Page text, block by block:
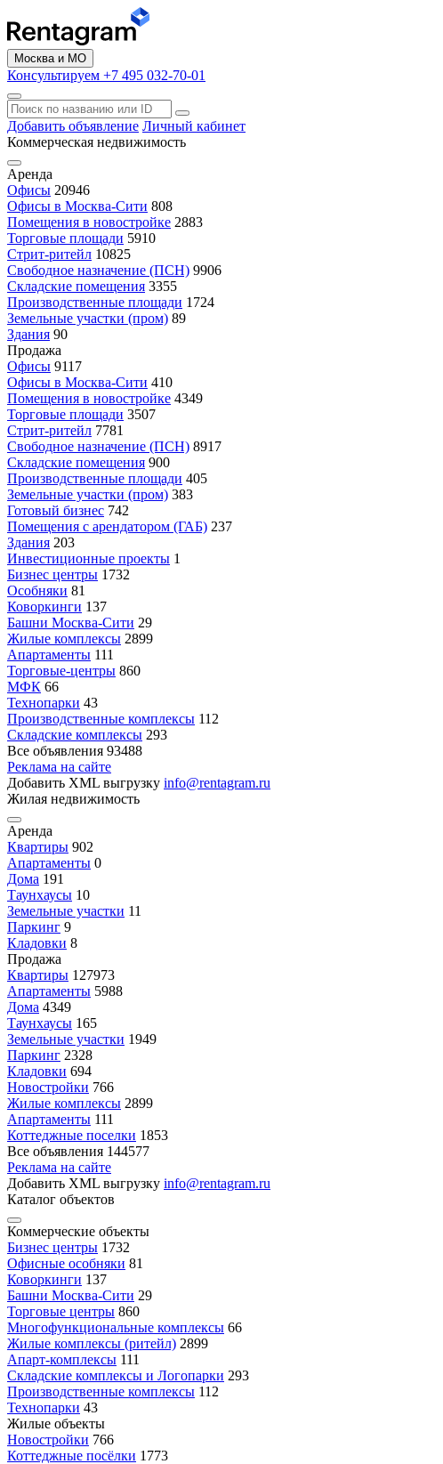
Москва и МО
Консультируем +7 495 032-70-01
Добавить объявление Личный кабинет
Коммерческая недвижимость
Аренда
Офисы 20946
Офисы в Москва-Сити 808
Помещения в новостройке 2883
Торговые площади 5910
Стрит-ритейл 10825
Свободное назначение (ПСН) 9906
Складские помещения 3355
Производственные площади 1724
Земельные участки (пром) 89
Здания 90
Продажа
Офисы 9117
Офисы в Москва-Сити 410
Помещения в новостройке 4349
Торговые площади 3507
Стрит-ритейл 7781
Свободное назначение (ПСН) 8917
Складские помещения 900
Производственные площади 405
Земельные участки (пром) 383
Готовый бизнес 742
Помещения с арендатором (ГАБ) 237
Здания 203
Инвестиционные проекты 1
Бизнес центры 1732
Особняки 81
Коворкинги 137
Башни Москва-Сити 29
Жилые комплексы 2899
Апартаменты 111
Торговые-центры 860
МФК 66
Технопарки 43
Производственные комплексы 112
Складские комплексы 293
Все объявления 93488
Реклама на сайте
Добавить XML выгрузку info@rentagram.ru
Жилая недвижимость
Аренда
Квартиры 902
Апартаменты 0
Дома 191
Таунхаусы 10
Земельные участки 11
Паркинг 9
Кладовки 8
Продажа
Квартиры 127973
Апартаменты 5988
Дома 4349
Таунхаусы 165
Земельные участки 1949
Паркинг 2328
Кладовки 694
Новостройки 766
Жилые комплексы 2899
Апартаменты 111
Коттеджные поселки 1853
Все объявления 144577
Реклама на сайте
Добавить XML выгрузку info@rentagram.ru
Каталог объектов
Коммерческие объекты
Бизнес центры 1732
Офисные особняки 81
Коворкинги 137
Башни Москва-Сити 29
Торговые центры 860
Многофункциональные комплексы 66
Жилые комплексы (ритейл) 2899
Апарт-комплексы 111
Складские комплексы и Логопарки 293
Производственные комплексы 112
Технопарки 43
Жилые объекты
Новостройки 766
Коттеджные посёлки 1773